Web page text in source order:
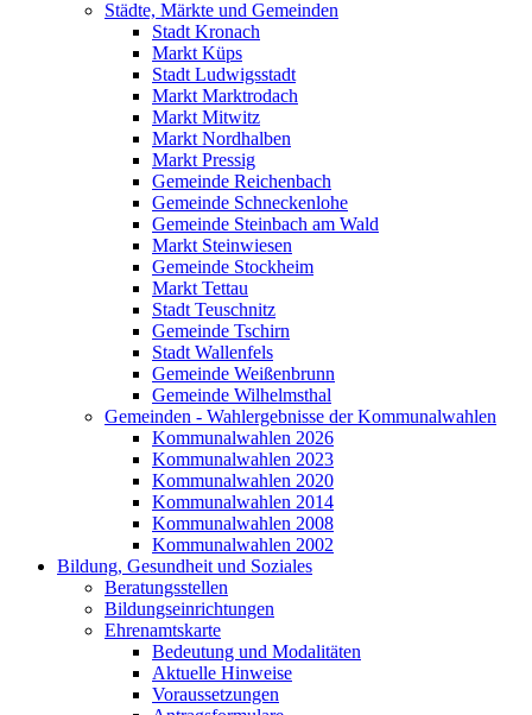
Städte, Märkte und Gemeinden
Stadt Kronach
Markt Küps
Stadt Ludwigsstadt
Markt Marktrodach
Markt Mitwitz
Markt Nordhalben
Markt Pressig
Gemeinde Reichenbach
Gemeinde Schneckenlohe
Gemeinde Steinbach am Wald
Markt Steinwiesen
Gemeinde Stockheim
Markt Tettau
Stadt Teuschnitz
Gemeinde Tschirn
Stadt Wallenfels
Gemeinde Weißenbrunn
Gemeinde Wilhelmsthal
Gemeinden - Wahlergebnisse der Kommunalwahlen
Kommunalwahlen 2026
Kommunalwahlen 2023
Kommunalwahlen 2020
Kommunalwahlen 2014
Kommunalwahlen 2008
Kommunalwahlen 2002
Bildung, Gesundheit und Soziales
Beratungsstellen
Bildungseinrichtungen
Ehrenamtskarte
Bedeutung und Modalitäten
Aktuelle Hinweise
Voraussetzungen